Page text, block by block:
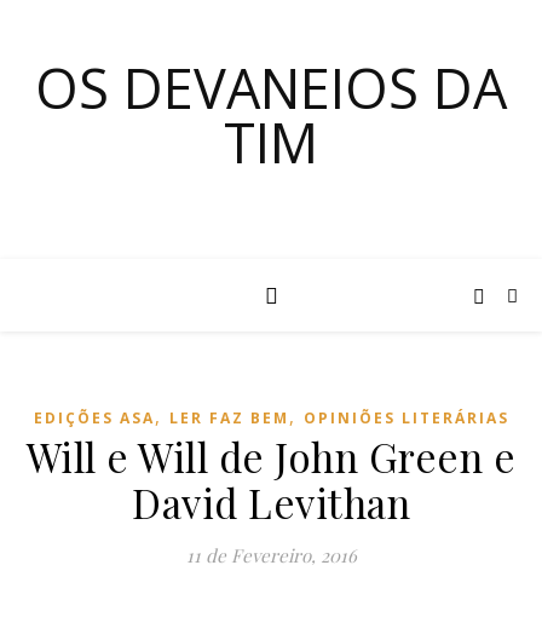
OS DEVANEIOS DA
TIM
EDIÇÕES ASA, LER FAZ BEM , OPINIÕES LITERÁRIAS
Will e Will de John Green e
David Levithan
11 de Fevereiro, 2016